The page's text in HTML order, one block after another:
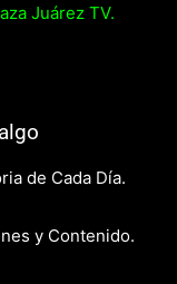
Juárez TV.
de Cada Día.
y Contenido.